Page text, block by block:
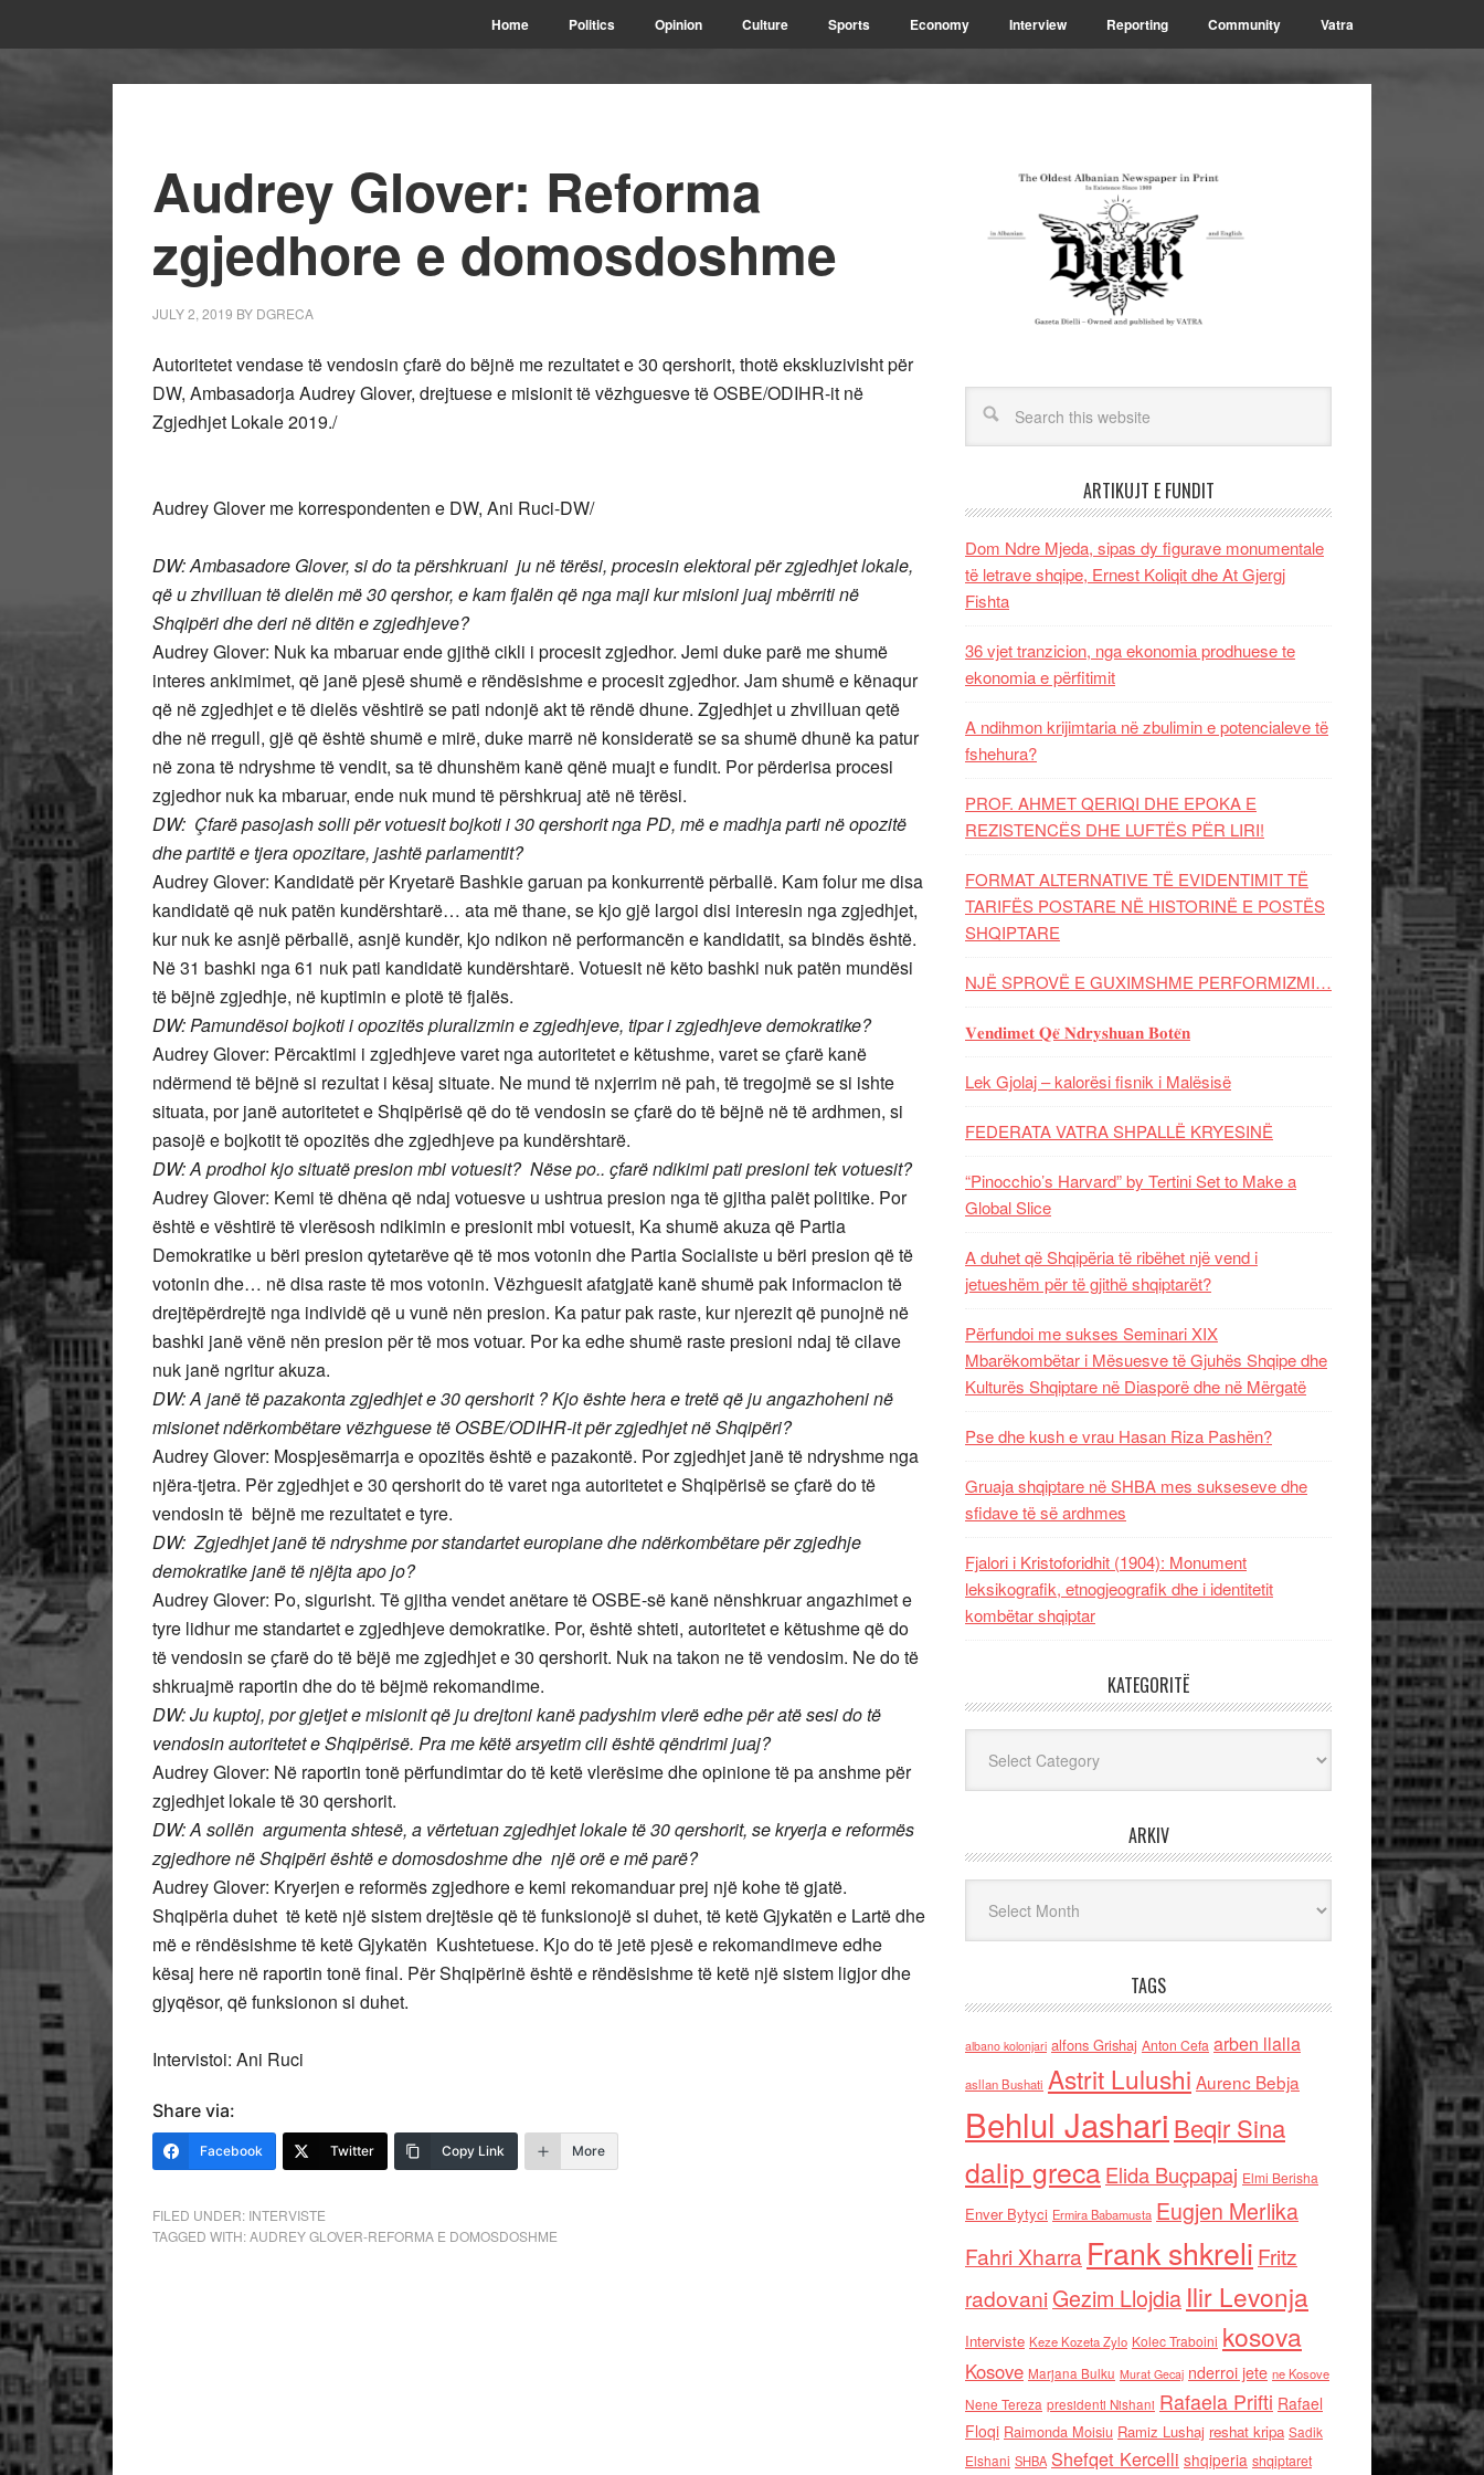
Home Politics Opinion Culture Sports Economy Interview Reporting Community Vatra
Audrey Glover: Reforma
zgjedhore e domosdoshme
JULY 2, 2019 BY DGRECA
Autoritetet vendase të vendosin ҫfarë do bëjnë me rezultatet e 30 qershorit, thotë ekskluzivisht për
DW, Ambasadorja Audrey Glover, drejtuese e misionit të vëzhguesve të OSBE/ODIHR-it në
Zgjedhjet Lokale 2019./
Audrey Glover me korrespondenten e DW, Ani Ruci-DW/
DW:Ambasadore Glover, si do ta përshkruani ju në tërësi, procesin elektoral për zgjedhjet lokale,
që u zhvilluan të dielën më 30 qershor, e kam fjalën që nga maji kur misioni juaj mbërriti në
Shqipëri dhe deri në ditën e zgjedhjeve?
Audrey Glover: Nuk ka mbaruar ende gjithë cikli i procesit zgjedhor. Jemi duke parë me shumë
interes ankimimet, që janë pjesë shumë e rëndësishme e procesit zgjedhor. Jam shumë e kënaqur
që në zgjedhjet e të dielës vështirë se pati ndonjë akt të rëndë dhune. Zgjedhjet u zhvilluan qetë
dhe në rregull, gjë që është shumë e mirë, duke marrë në konsideratë se sa shumë dhunë ka patur
në zona të ndryshme të vendit, sa të dhunshëm kanë qënë muajt e fundit. Por përderisa procesi
zgjedhor nuk ka mbaruar, ende nuk mund të përshkruaj atë në tërësi.
DW: Çfarë pasojash solli për votuesit bojkoti i 30 qershorit nga PD, më e madhja parti në opozitë
dhe partitë e tjera opozitare, jashtë parlamentit?
Audrey Glover: Kandidatë për Kryetarë Bashkie garuan pa konkurrentë përballë. Kam folur me disa
kandidatë që nuk patën kundërshtarë… ata më thane, se kjo gjë largoi disi interesin nga zgjedhjet,
kur nuk ke asnjë përballë, asnjë kundër, kjo ndikon në performancën e kandidatit, sa bindës është.
Në 31 bashki nga 61 nuk pati kandidatë kundërshtarë. Votuesit në këto bashki nuk patën mundësi
të bëjnë zgjedhje, në kuptimin e plotë të fjalës.
DW: Pamundësoi bojkoti i opozitës pluralizmin e zgjedhjeve, tipar i zgjedhjeve demokratike?
Audrey Glover: Përcaktimi i zgjedhjeve varet nga autoritetet e këtushme, varet se ҫfarë kanë
ndërmend të bëjnë si rezultat i kësaj situate. Ne mund të nxjerrim në pah, të tregojmë se si ishte
situata, por janë autoritetet e Shqipërisë që do të vendosin se ҫfarë do të bëjnë në të ardhmen, si
pasojë e bojkotit të opozitës dhe zgjedhjeve pa kundërshtarë.
DW: A prodhoi kjo situatë presion mbi votuesit? Nëse po.. ҫfarë ndikimi pati presioni tek votuesit?
Audrey Glover: Kemi të dhëna që ndaj votuesve u ushtrua presion nga të gjitha palët politike. Por
është e vështirë të vlerësosh ndikimin e presionit mbi votuesit, Ka shumë akuza që Partia
Demokratike u bëri presion qytetarëve që të mos votonin dhe Partia Socialiste u bëri presion që të
votonin dhe… në disa raste të mos votonin. Vëzhguesit afatgjatë kanë shumë pak informacion të
drejtëpërdrejtë nga individë që u vunë nën presion. Ka patur pak raste, kur njerezit që punojnë në
bashki janë vënë nën presion për të mos votuar. Por ka edhe shumë raste presioni ndaj të cilave
nuk janë ngritur akuza.
DW: A janë të pazakonta zgjedhjet e 30 qershorit ? Kjo ështe hera e tretë që ju angazhoheni në
misionet ndërkombëtare vëzhguese të OSBE/ODIHR-it për zgjedhjet në Shqipëri?
Audrey Glover: Mospjesëmarrja e opozitës është e pazakontë. Por zgjedhjet janë të ndryshme nga
njëra-tjetra. Për zgjedhjet e 30 qershorit do të varet nga autoritetet e Shqipërisë se ҫfarë do të
vendosin të bëjnë me rezultatet e tyre.
DW: Zgjedhjet janë të ndryshme por standartet europiane dhe ndërkombëtare për zgjedhje
demokratike janë të njëjta apo jo?
Audrey Glover: Po, sigurisht. Të gjitha vendet anëtare të OSBE-së kanë nënshkruar angazhimet e
tyre lidhur me standartet e zgjedhjeve demokratike. Por, është shteti, autoritetet e këtushme që do
të vendosin se ҫfarë do të bëjë me zgjedhjet e 30 qershorit. Nuk na takon ne të vendosim. Ne do të
shkruajmë raportin dhe do të bëjmë rekomandime.
DW: Ju kuptoj, por gjetjet e misionit që ju drejtoni kanë padyshim vlerë edhe për atë sesi do të
vendosin autoritetet e Shqipërisë. Pra me këtë arsyetim cili është qëndrimi juaj?
Audrey Glover: Në raportin tonë përfundimtar do të ketë vlerësime dhe opinione të pa anshme për
zgjedhjet lokale të 30 qershorit.
DW: A sollën argumenta shtesë, a vërtetuan zgjedhjet lokale të 30 qershorit, se kryerja e reformës
zgjedhore në Shqipëri është e domosdoshme dhe një orë e më parë?
Audrey Glover: Kryerjen e reformës zgjedhore e kemi rekomanduar prej një kohe të gjatë.
Shqipëria duhet të ketë një sistem drejtësie që të funksionojë si duhet, të ketë Gjykatën e Lartë dhe
më e rëndësishme të ketë Gjykatën Kushtetuese. Kjo do të jetë pjesë e rekomandimeve edhe
kësaj here në raportin tonë final. Për Shqipërinë është e rëndësishme të ketë një sistem ligjor dhe
gjyqësor, që funksionon si duhet.
Intervistoi: Ani Ruci
Share via:
Facebook Twitter Copy Link More
FILED UNDER: INTERVISTE
TAGGED WITH:AUDREY GLOVER-REFORMA E DOMOSDOSHME
ARTIKUJT E FUNDIT
Dom Ndre Mjeda, sipas dy figurave monumentale
të letrave shqipe, Ernest Koliqit dhe At Gjergj
Fishta
36 vjet tranzicion, nga ekonomia prodhuese te
ekonomia e përfitimit
A ndihmon krijimtaria në zbulimin e potencialeve të
fshehura?
PROF. AHMET QERIQI DHE EPOKA E
REZISTENCЁS DHE LUFTЁS PЁR LIRI!
FORMAT ALTERNATIVE TË EVIDENTIMIT TË
TARIFËS POSTARE NË HISTORINË E POSTËS
SHQIPTARE
NJË SPROVË E GUXIMSHME PERFORMIZMI…
𝐕𝐞𝐧𝐝𝐢𝐦𝐞𝐭 𝐐𝐞̈ 𝐍𝐝𝐫𝐲𝐬𝐡𝐮𝐚𝐧 𝐁𝐨𝐭𝐞̈𝐧
Lek Gjolaj – kalorësi fisnik i Malësisë
FEDERATA VATRA SHPALLË KRYESINË
“Pinocchio’s Harvard” by Tertini Set to Make a
Global Slice
A duhet që Shqipëria të ribëhet një vend i
jetueshëm për të gjithë shqiptarët?
Përfundoi me sukses Seminari XIX
Mbarëkombëtar i Mësuesve të Gjuhës Shqipe dhe
Kulturës Shqiptare në Diasporë dhe në Mërgatë
Pse dhe kush e vrau Hasan Riza Pashën?
Gruaja shqiptare në SHBA mes sukseseve dhe
sfidave të së ardhmes
Fjalori i Kristoforidhit (1904): Monument
leksikografik, etnogjeografik dhe i identitetit
kombëtar shqiptar
KATEGORITË
ARKIV
TAGS
albano kolonjari alfons Grishaj Anton Cefa arben llalla
asllan Bushati Astrit Lulushi Aurenc Bebja
Behlul Jashari Beqir Sina
dalip grecaElida Buçpapaj Elmi Berisha
Enver Bytyci Ermira Babamusta Eugjen Merlika
Fahri Xharra Frank shkreli Fritz
radovaniGezim Llojdia Ilir Levonja
Interviste Keze Kozeta Zylo Kolec Traboini kosova
Kosove Marjana Bulku Murat Gecaj nderroi jete ne Kosove
Nene Tereza presidenti Nishani Rafaela Prifti Rafael
Floqi Raimonda Moisiu Ramiz Lushaj reshat kripa Sadik
Elshani SHBA Shefqet Kercelli shqiperia shqiptaret